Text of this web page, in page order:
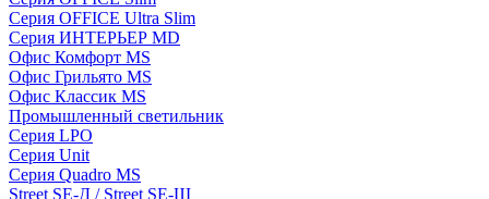
Серия OFFICE Ultra Slim
Серия ИНТЕРЬЕР MD
Офис Комфорт MS
Офис Грильято MS
Офис Классик MS
Промышленный светильник
Серия LPO
Серия Unit
Серия Quadro MS
Street SE-Д / Street SE-Ш